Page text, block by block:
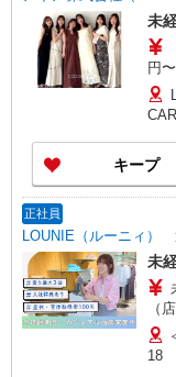
未
円〜
フ
月
阜
月給22
月
ア
考
補
道
歌
本な
ル
ネ
イ
ナ
ワ
天
キープ
正社員
LOUNIE（ルーニィ）
未
（
残業
考
時
18